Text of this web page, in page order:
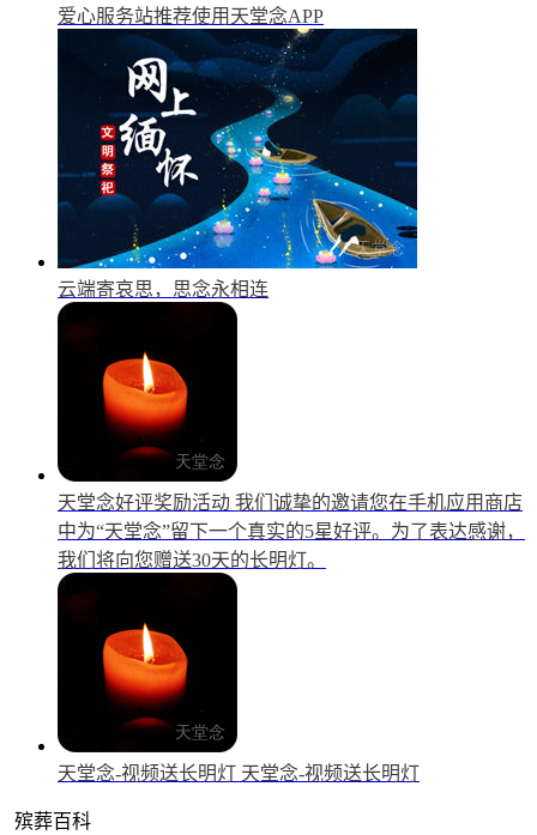
爱心服务站推荐使用天堂念APP
云端寄哀思，思念永相连
天堂念好评奖励活动 我们诚挚的邀请您在手机应用商店
中为“天堂念”留下一个真实的5星好评。为了表达感谢，
我们将向您赠送30天的长明灯。
天堂念-视频送长明灯 天堂念-视频送长明灯
殡葬百科